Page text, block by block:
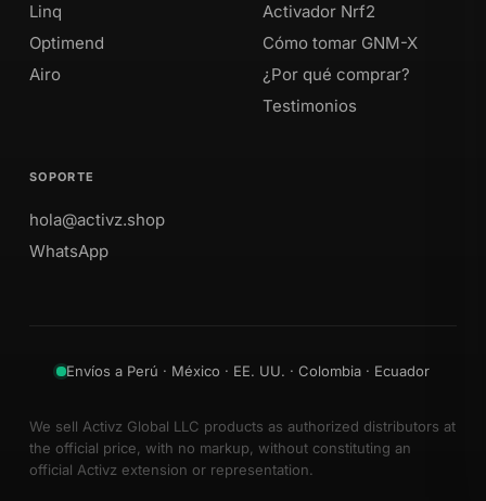
Linq
Optimend
Airo
Activador Nrf2
Cómo tomar GNM-X
¿Por qué comprar?
Testimonios
SOPORTE
hola@activz.shop
WhatsApp
Envíos a Perú · México · EE. UU. · Colombia · Ecuador
We sell Activz Global LLC products as authorized distributors at
the official price, with no markup, without constituting an
official Activz extension or representation.